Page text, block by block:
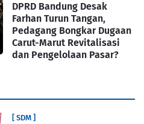
DPRD Bandung Desak
Farhan Turun Tangan,
Pedagang Bongkar Dugaan
Carut-Marut Revitalisasi
dan Pengelolaan Pasar?
[ SDM ]